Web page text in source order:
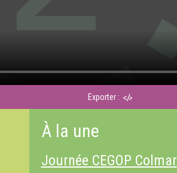
Exporter :
À la une
Journée CEGOP Colmar